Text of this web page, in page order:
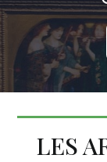
LES